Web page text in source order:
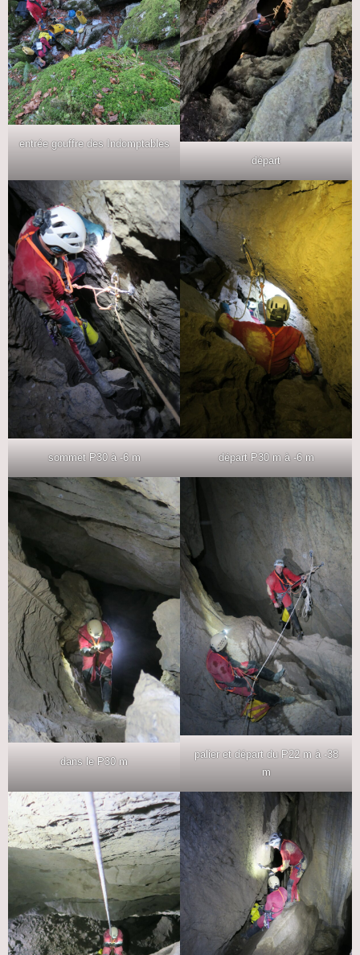
entrée gouffre des Indomptables
départ
sommet P30 à -6 m départ P30 m à -6 m
dans le P30 m
palier et départ du P22 m à -38
m